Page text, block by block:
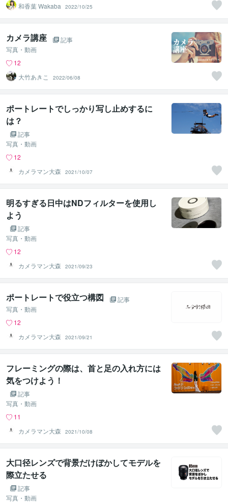
和香葉 Wakaba
2022/10/25
カメラ講座
記事
写真・動画
12
大竹あきこ
2022/06/08
ポートレートでしっかり写し止めするに
は？
記事
写真・動画
12
カメラマン大森
2021/10/07
明るすぎる日中はNDフィルターを使用し
よう
記事
写真・動画
12
カメラマン大森
2021/09/23
ポートレートで役立つ構図
記事
写真・動画
12
カメラマン大森
2021/09/21
フレーミングの際は、首と足の入れ方には
気をつけよう！
記事
写真・動画
11
カメラマン大森
2021/10/08
大口径レンズで背景だけぼかしてモデルを
際立たせる
記事
写真・動画